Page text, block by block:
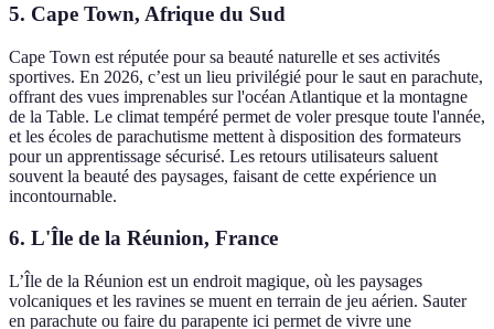
5. Cape Town, Afrique du Sud
Cape Town est réputée pour sa beauté naturelle et ses activités
sportives. En 2026, c’est un lieu privilégié pour le saut en parachute,
offrant des vues imprenables sur l'océan Atlantique et la montagne
de la Table. Le climat tempéré permet de voler presque toute l'année,
et les écoles de parachutisme mettent à disposition des formateurs
pour un apprentissage sécurisé. Les retours utilisateurs saluent
souvent la beauté des paysages, faisant de cette expérience un
incontournable.
6. L'Île de la Réunion, France
L’Île de la Réunion est un endroit magique, où les paysages
volcaniques et les ravines se muent en terrain de jeu aérien. Sauter
en parachute ou faire du parapente ici permet de vivre une